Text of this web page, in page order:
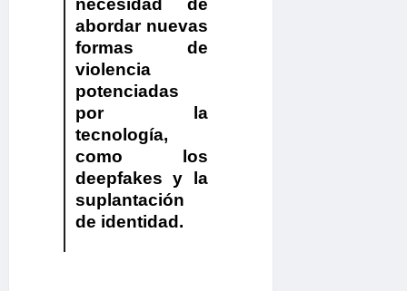
necesidad de
abordar nuevas
formas de
violencia
potenciadas
por la
tecnología,
como los
deepfakes y la
suplantación
de identidad.